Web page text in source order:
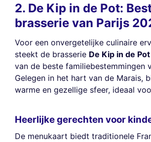
2. De Kip in de Pot:
brasserie van Parijs
Voor een onvergetelijke culinaire
steekt de brasserie De Kip in de Pot
van de beste familiebestemmingen
Gelegen in het hart van de Marais,
warme en gezellige sfeer, ideaal
Heerlijke gerechten voor
De menukaart biedt traditionele